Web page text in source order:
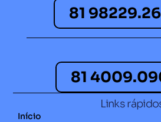
81
81
Links
Início